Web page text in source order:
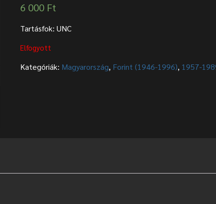
6 000 Ft
Tartásfok: UNC
Elfogyott
Kategóriák: Magyarország, Forint (1946-1996), 1957-